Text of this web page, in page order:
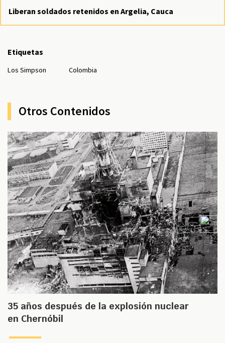
Liberan soldados retenidos en Argelia, Cauca
Etiquetas
Los Simpson Colombia
Otros Contenidos
35 años después de la explosión nuclear
en Chernóbil